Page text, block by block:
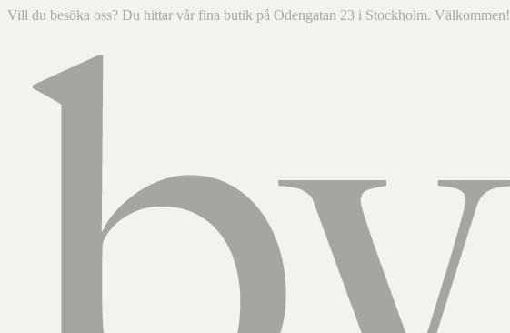
Vill du besöka oss? Du hittar vår fina butik på Odengatan 23 i Stockholm. Välkommen!